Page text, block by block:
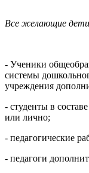
Все желающие
- Ученики
системы
учреждения
- студенты в
или лично;
- педагогические
- педагоги